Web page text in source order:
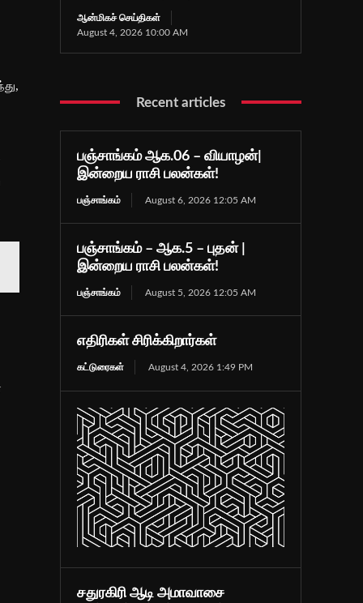
ஆன்மிகச் செய்திகள்
August 4, 2026 10:00 AM
Recent articles
பஞ்சாங்கம் ஆக.06 – வியாழன்|
இன்றைய ராசி பலன்கள்!
பஞ்சாங்கம் August 6, 2026 12:05 AM
பஞ்சாங்கம் – ஆக.5 – புதன் |
இன்றைய ராசி பலன்கள்!
பஞ்சாங்கம் August 5, 2026 12:05 AM
எதிரிகள் சிரிக்கிறார்கள்
கட்டுரைகள் August 4, 2026 1:49 PM
சதுரகிரி ஆடி அமாவாசை